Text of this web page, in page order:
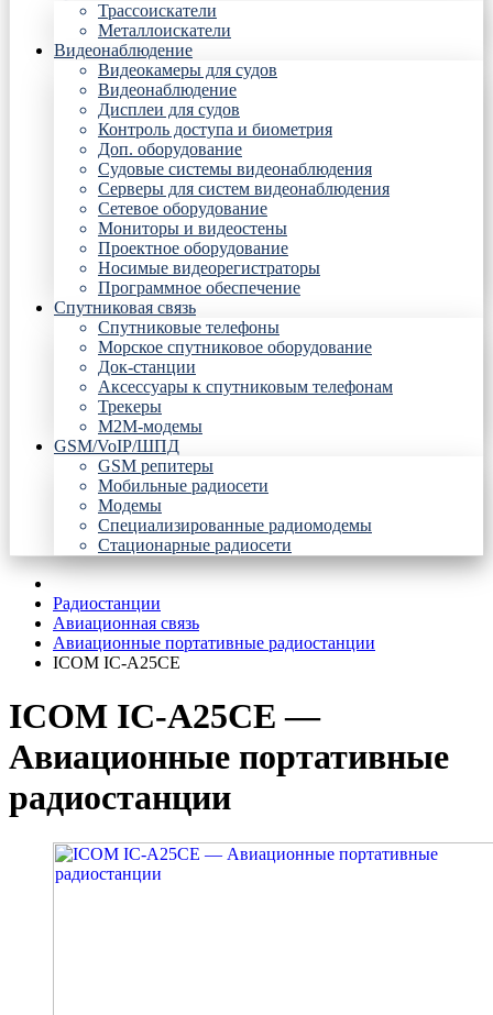
Трассоискатели
Металлоискатели
Видеонаблюдение
Видеокамеры для судов
Видеонаблюдение
Дисплеи для судов
Контроль доступа и биометрия
Доп. оборудование
Судовые системы видеонаблюдения
Серверы для систем видеонаблюдения
Сетевое оборудование
Мониторы и видеостены
Проектное оборудование
Носимые видеорегистраторы
Программное обеспечение
Спутниковая связь
Спутниковые телефоны
Морское спутниковое оборудование
Док-станции
Аксессуары к спутниковым телефонам
Трекеры
М2М-модемы
GSM/VoIP/ШПД
GSM репитеры
Мобильные радиосети
Модемы
Специализированные радиомодемы
Стационарные радиосети
Радиостанции
Авиационная связь
Авиационные портативные радиостанции
ICOM IC-A25CE
ICOM IC-A25CE —
Авиационные портативные
радиостанции